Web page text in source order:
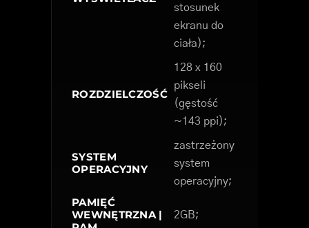
stosunek
ekranu do
ciała);
ROZDZIELCZOŚĆ
128 x 160
pikseli
(gęstość
~143 ppi);
SYSTEM
OPERACYJNY
zastrzeżony
system
operacyjny;
PAMIĘĆ
WEWNĘTRZNA |
2GB;